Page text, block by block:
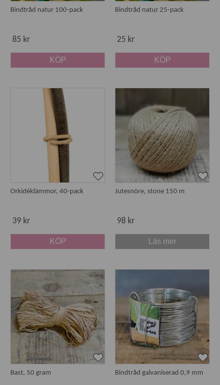
Bindtråd natur 100-pack
85 kr
KÖP
Bindtråd natur 25-pack
25 kr
KÖP
Orkidéklämmor, 40-pack
39 kr
KÖP
Jutesnöre, stone 150 m
98 kr
Läs mer
Bast, 50 gram Bindtråd galvaniserad 0,9 mm